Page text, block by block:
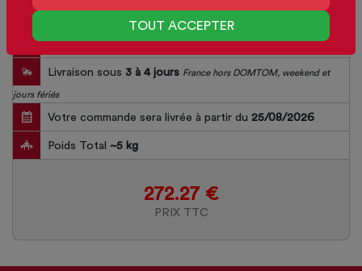
TOUT ACCEPTER
Délai de fabrication15jours
Livraison sous 3 à 4 jours France hors DOMTOM, weekend et
jours fériés
Votre commande sera livrée à partir du 25/08/2026
Poids Total ~5 kg
272.27 €
PRIX TTC